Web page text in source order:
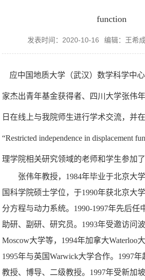
function
发表时间：2020-10-16 编辑：王希
应中国地质大学（武汉）数学科学中
家杰出青年基金获得者、四川大学张伟
日在线上与我院师生进行学术交流，并
“Restricted independence in displacement
理学院相关研究领域的老师和学生参加
张伟年教授， 1984年毕业于北京大学
国科学院硕士学位，于1990年获北京大
分方程与动力系统。 1990-1997年先后任
助研、副研、研究员。 1993年受邀访问
Moscow大学等， 1994年加拿大Waterloo
1995年与英国Warwick大学合作。 1997年
教授、博导、二级教授。 1997年受新加